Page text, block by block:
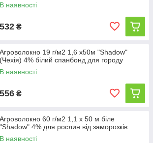
В наявності
532 ₴
Агроволокно 19 г/м2 1,6 х50м "Shadow"
(Чехія) 4% білий спанбонд для городу
В наявності
556 ₴
Агроволокно 60 г/м2 1,1 х 50 м біле
"Shadow" 4% для рослин від заморозків
В наявності